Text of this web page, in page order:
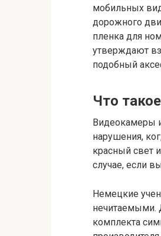
мобильных
дорожного
пленка для
утверждают
подобный
Что
Видеокамеры
нарушения,
красный свет
случае, если
Немецкие
нечитаемыми.
комплекта